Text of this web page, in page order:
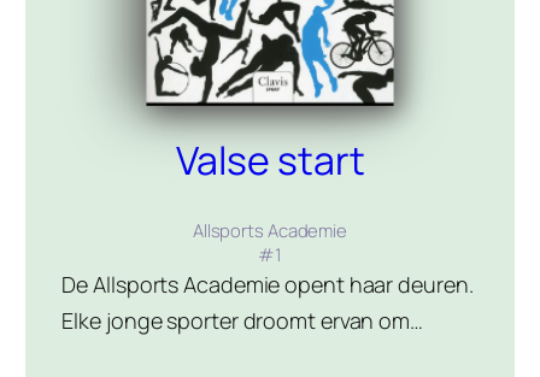
Valse start
Allsports Academie
#1
De Allsports Academie opent haar deuren.
Elke jonge sporter droomt ervan om